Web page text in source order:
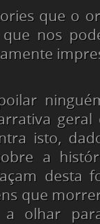
que o
nos
geral
isto,
a
desta
que
olhar